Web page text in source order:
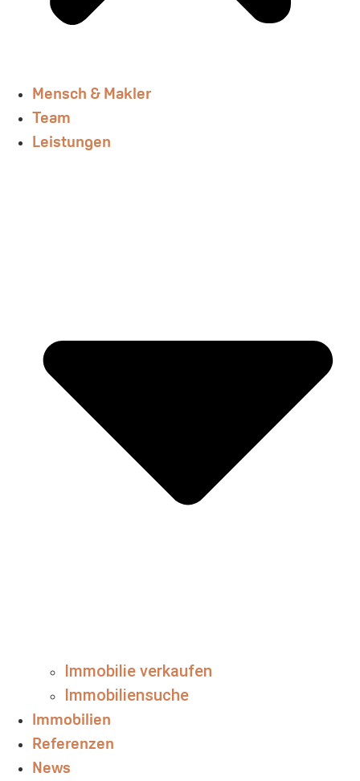
Mensch & Makler
Team
Leistungen
Immobilie verkaufen
Immobiliensuche
Immobilien
Referenzen
News